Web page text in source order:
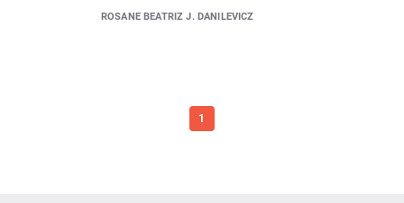
ROSANE BEATRIZ J. DANILEVICZ
1